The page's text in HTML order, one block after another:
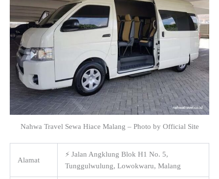
Nahwa Travel Sewa Hiace Malang – Photo by Official Site
Alamat
⚡ Jalan Angklung Blok H1 No. 5,
Tunggulwulung, Lowokwaru, Malang